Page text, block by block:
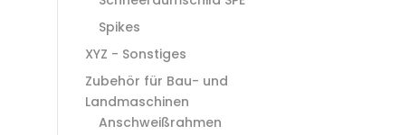
Spikes
XYZ - Sonstiges
Zubehör für Bau- und
Landmaschinen
Anschweißrahmen